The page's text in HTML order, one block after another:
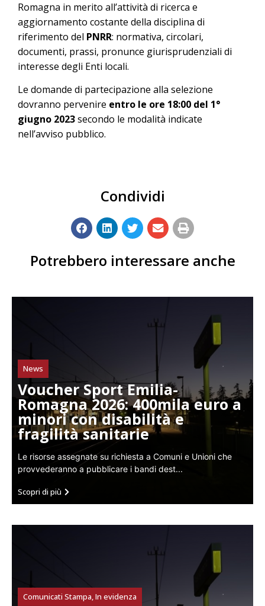
Romagna in merito all’attività di ricerca e
aggiornamento costante della disciplina di
riferimento del PNRR: normativa, circolari,
documenti, prassi, pronunce giurisprudenziali di
interesse degli Enti locali.
Le domande di partecipazione alla selezione
dovranno pervenire entro le ore 18:00 del 1°
giugno 2023secondo le modalità indicate
nell’avviso pubblico.
Condividi
Potrebbero interessare anche
News
Voucher Sport Emilia-
Romagna 2026: 400mila euro a
minori con disabilità e
fragilità sanitarie
Le risorse assegnate su richiesta a Comuni e Unioni che
provvederanno a pubblicare i bandi dest...
Scopri di più
Comunicati Stampa In evidenza